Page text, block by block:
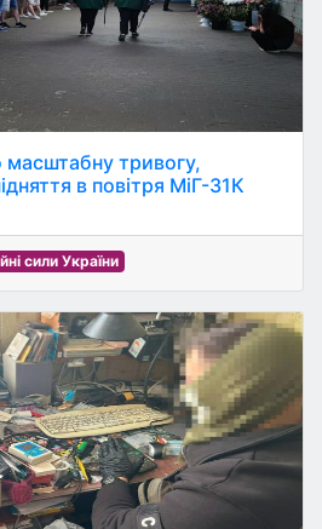
масштабну тривогу,
в повітря МіГ-31К
сили України